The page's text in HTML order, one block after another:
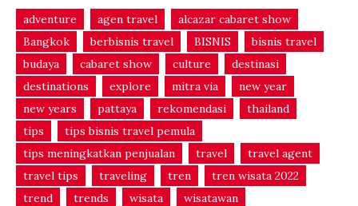
adventure agen travel
alcazar cabaret show
Bangkok
berbisnis travel BISNIS
bisnis travel
budaya
cabaret show culture
destinasi
destinations
explore mitra via
new year
new years
pattaya rekomendasi
thailand
tips
tips bisnis travel pemula
tips meningkatkan penjualan
travel
travel agent
travel tips
traveling tren
tren wisata 2022
trend
trends wisata wisatawan